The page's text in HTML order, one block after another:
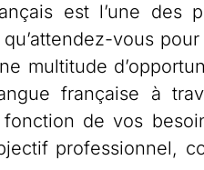
est l’une des
vous
multitude
française à
de vos
professionnel,